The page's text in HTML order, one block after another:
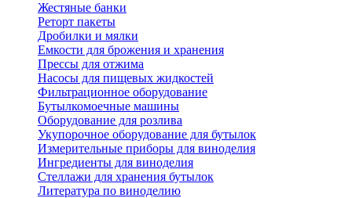
Жестяные банки
Реторт пакеты
Дробилки и мялки
Емкости для брожения и хранения
Прессы для отжима
Насосы для пищевых жидкостей
Фильтрационное оборудование
Бутылкомоечные машины
Оборудование для розлива
Укупорочное оборудование для бутылок
Измерительные приборы для виноделия
Ингредиенты для виноделия
Стеллажи для хранения бутылок
Литература по виноделию